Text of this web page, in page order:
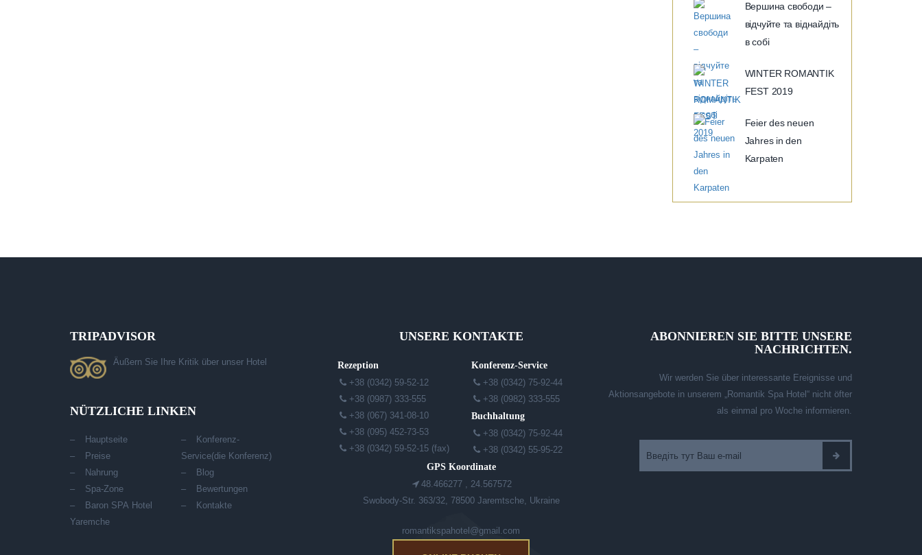
Вершина свободи –
відчуйте та віднайдіть
в собі
WINTER ROMANTIK
FEST 2019
Feier des neuen
Jahres in den
Karpaten
TRIPADVISOR
Äußern Sie Ihre Kritik über unser Hotel
NÜTZLICHE LINKEN
Hauptseite
Preise
Nahrung
Spa-Zone
Baron SPA Hotel
Yaremche
Konferenz-
Service(die Konferenz)
Blog
Bewertungen
Kontakte
UNSERE KONTAKTE
Rezeption
+38 (0342) 59-52-12
+38 (0987) 333-555
+38 (067) 341-08-10
+38 (095) 452-73-53
+38 (0342) 59-52-15 (fax)
Konferenz-Service
+38 (0342) 75-92-44
+38 (0982) 333-555
Buchhaltung
+38 (0342) 75-92-44
+38 (0342) 55-95-22
GPS Koordinate
48.466277 , 24.567572
Swobody-Str. 363/32, 78500 Jaremtsche, Ukraine
romantikspahotel@gmail.com
ABONNIEREN SIE BITTE UNSERE
NACHRICHTEN.
Wir werden Sie über interessante Ereignisse und
Aktionsangebote in unserem „Romantik Spa Hotel“ nicht öfter
als einmal pro Woche informieren.